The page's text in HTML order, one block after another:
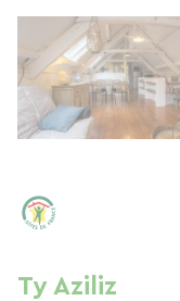
Ty Aziliz